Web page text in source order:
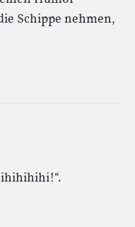
Schippe nehmen,